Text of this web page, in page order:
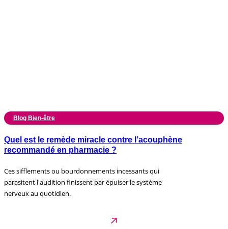
Blog Bien-être
Quel est le remède miracle contre l’acouphène
recommandé en pharmacie ?
Ces sifflements ou bourdonnements incessants qui
parasitent l'audition finissent par épuiser le système
nerveux au quotidien.